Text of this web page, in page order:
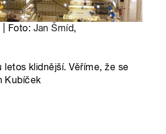
| Foto: Jan Šmíd,
letos klidnější. Věříme, že se
Kubíček